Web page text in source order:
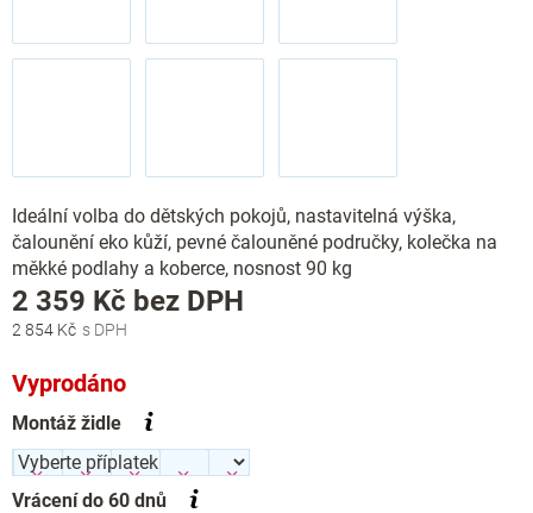
Ideální volba do dětských pokojů, nastavitelná výška,
čalounění eko kůží, pevné čalouněné područky, kolečka na
měkké podlahy a koberce, nosnost 90 kg
2 854 Kč
2 359 Kč bez DPH
Vyprodáno
Montáž židle
Vrácení do 60 dnů